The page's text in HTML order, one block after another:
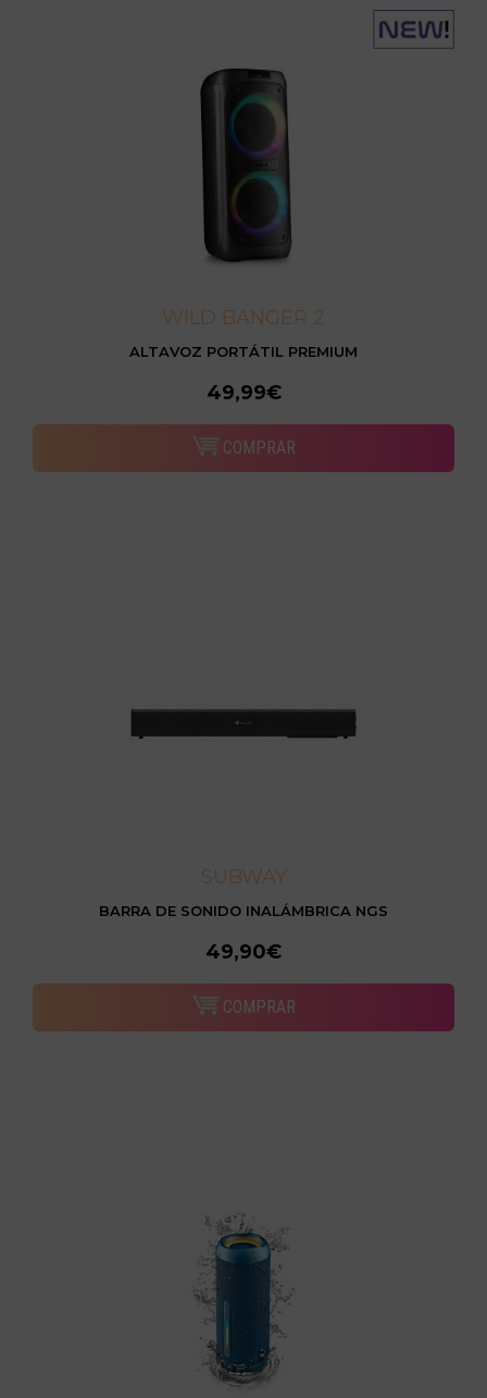
WILD BANGER 2
ALTAVOZ PORTÁTIL PREMIUM
49,99€
COMPRAR
SUBWAY
BARRA DE SONIDO INALÁMBRICA NGS
49,90€
COMPRAR